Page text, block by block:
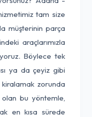
tam size
müşterinin parça
araçlarımızla
Böylece tek
ya da çeyiz gibi
zorunda
olan bu yöntemle,
en kısa sürede